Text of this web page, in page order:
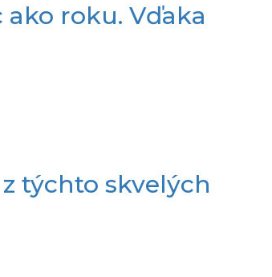
roku. Vďaka
týchto skvelých